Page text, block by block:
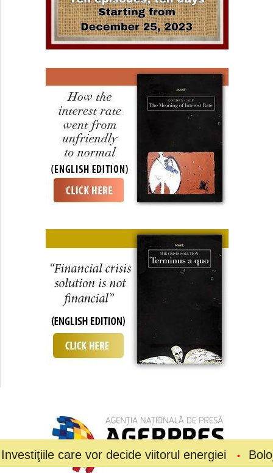
vor decide viitorul energiei Bolojan a cerut